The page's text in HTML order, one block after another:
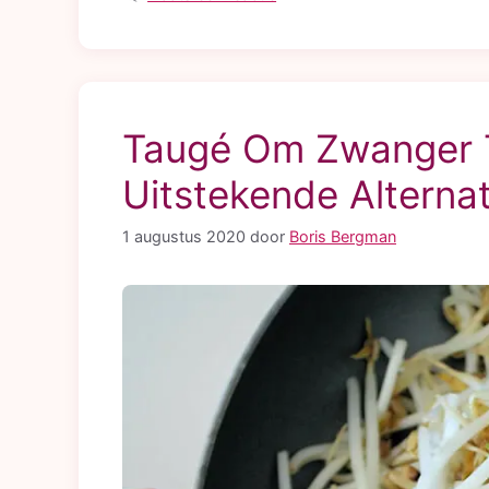
Taugé Om Zwanger
Uitstekende
1 augustus 2020 door Boris Bergman